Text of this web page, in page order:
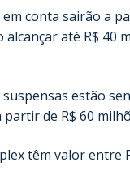
conta sairão a
alcançar até R$ 40
suspensas estão
de R$ 60
têm valor entre